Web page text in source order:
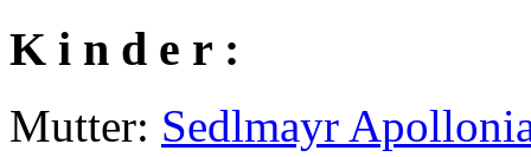
K i n d e r :
Mutter: Sedlmayr